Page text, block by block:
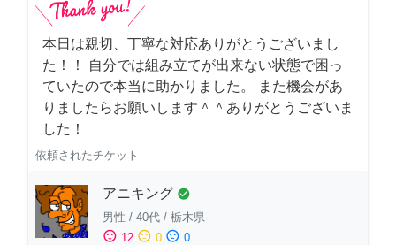
本日は親切、丁寧な対応ありがとうございまし
た！！ 自分では組み立てが出来ない状態で困っ
ていたので本当に助かりました。 また機会があ
りましたらお願いします＾＾ありがとうございま
した！
依頼されたチケット
アニキング check_circle
男性 / 40代 / 栃木県
sentiment_satisfied 12 sentiment_neutral 0 sentiment_dissatisfied 0